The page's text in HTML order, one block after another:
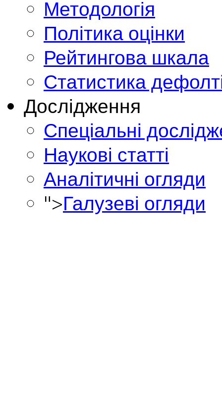
Методологія
Політика оцінки
Рейтингова шкала
Статистика
Дослідження
Спеціальні
Наукові статті
Аналітичні огляди
">Галузеві огляди